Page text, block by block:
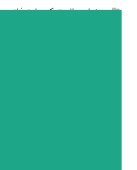
صندلی پلاستیکی پایه فلزی,